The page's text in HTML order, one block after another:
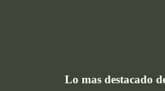
Lo mas destacado